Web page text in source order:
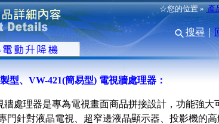
☆您的位置 » 產
搜尋 ｜
型、VW-421(簡易型) 電視牆處理器：
處理器是專為電視畫面商品拼接設計，功能強大
門針對液晶電視、超窄邊液晶顯示器、投影機的